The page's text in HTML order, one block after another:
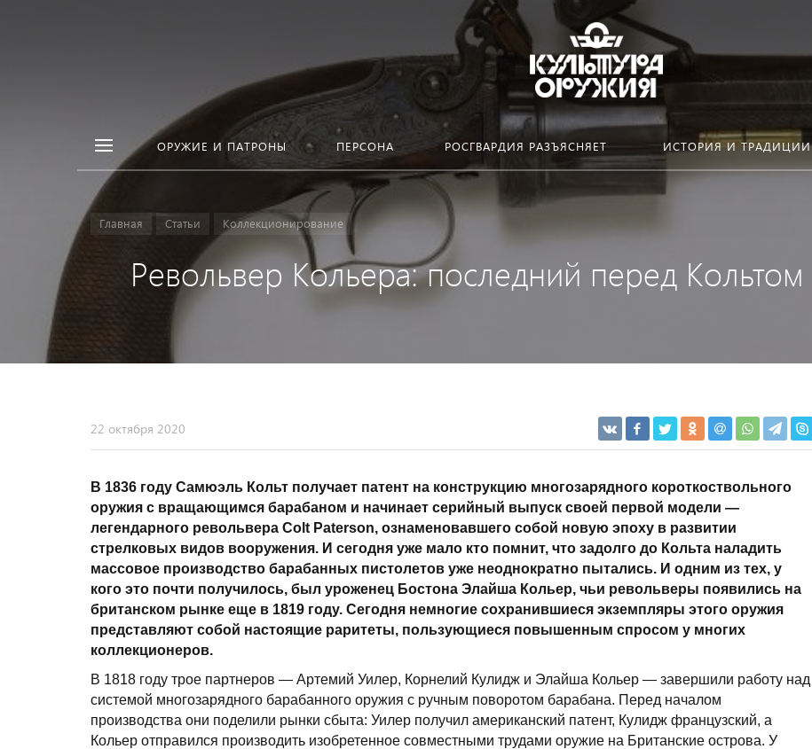
ОРУЖИЕ И ПАТРОНЫ ПЕРСОНА РОСГВАРДИЯ РАЗЪЯСНЯЕТ ИСТОРИЯ И ТРАДИЦИИ
Главная Статьи Коллекционирование
Револьвер Кольера: последний перед Кольтом
22 октября 2020
В 1836 году Самюэль Кольт получает патент на конструкцию многозарядного короткоствольного
оружия с вращающимся барабаном и начинает серийный выпуск своей первой модели —
легендарного револьвера Colt Paterson, ознаменовавшего собой новую эпоху в развитии
стрелковых видов вооружения. И сегодня уже мало кто помнит, что задолго до Кольта наладить
массовое производство барабанных пистолетов уже неоднократно пытались. И одним из тех, у
кого это почти получилось, был уроженец Бостона Элайша Кольер, чьи револьверы появились на
британском рынке еще в 1819 году. Сегодня немногие сохранившиеся экземпляры этого оружия
представляют собой настоящие раритеты, пользующиеся повышенным спросом у многих
коллекционеров.
В 1818 году трое партнеров — Артемий Уилер, Корнелий Кулидж и Элайша Кольер — завершили работу над
системой многозарядного барабанного оружия с ручным поворотом барабана. Перед началом
производства они поделили рынки сбыта: Уилер получил американский патент, Кулидж французский, а
Кольер отправился производить изобретенное совместными трудами оружие на Британские острова. У